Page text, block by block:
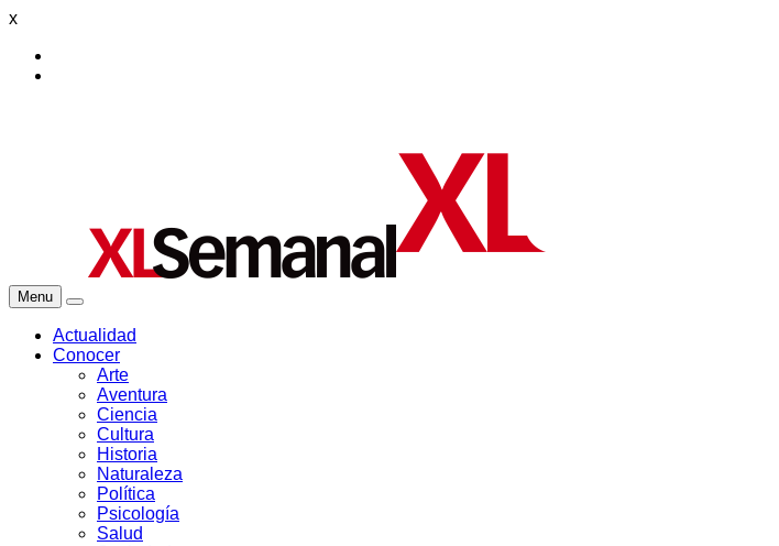
x
Menu
Actualidad
Conocer
Arte
Aventura
Ciencia
Cultura
Historia
Naturaleza
Política
Psicología
Salud